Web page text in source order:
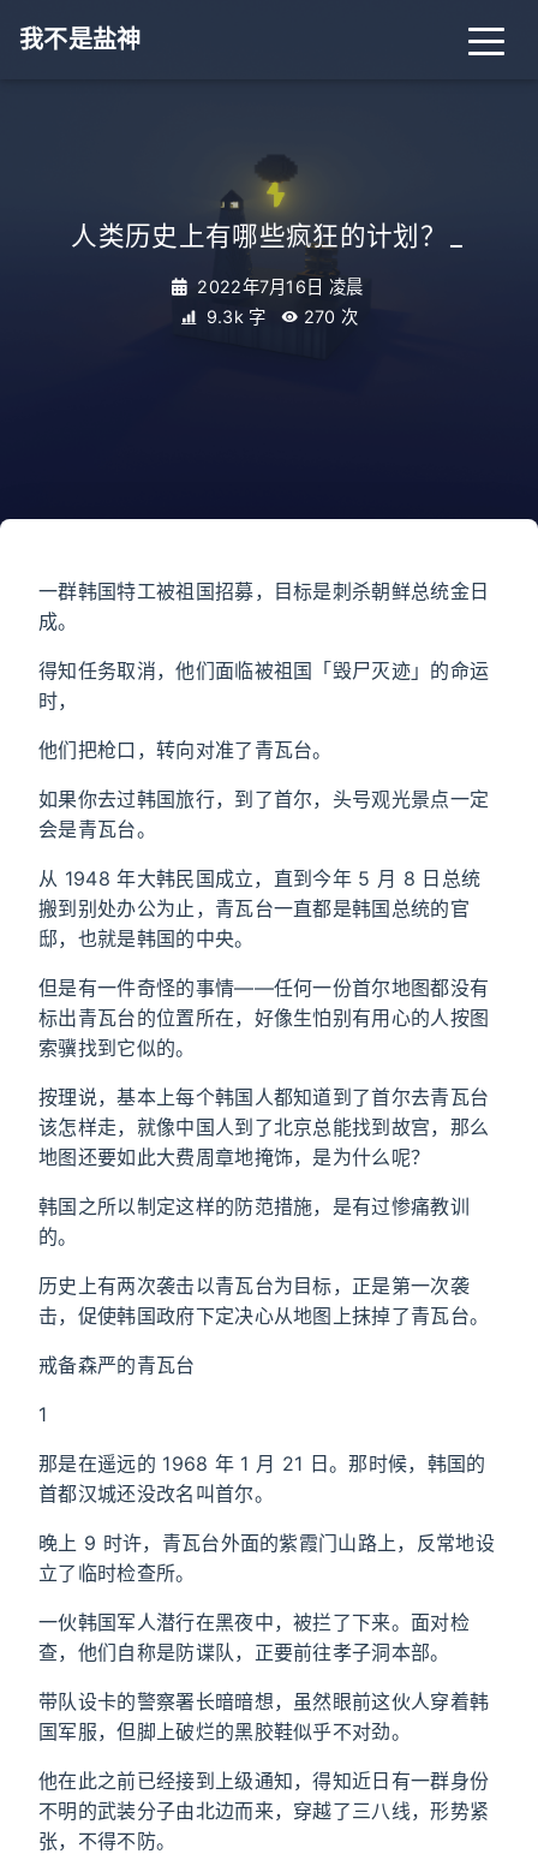
我不是盐神
人类历史上有哪些疯狂的计划？
2022年7月16日 凌晨
9.3k 字
270 次
一群韩国特工被祖国招募，目标是刺杀朝鲜总统金日
成。
得知任务取消，他们面临被祖国「毁尸灭迹」的命运
时，
他们把枪口，转向对准了青瓦台。
如果你去过韩国旅行，到了首尔，头号观光景点一定
会是青瓦台。
从 1948 年大韩民国成立，直到今年 5 月 8 日总统
搬到别处办公为止，青瓦台一直都是韩国总统的官
邸，也就是韩国的中央。
但是有一件奇怪的事情——任何一份首尔地图都没有
标出青瓦台的位置所在，好像生怕别有用心的人按图
索骥找到它似的。
按理说，基本上每个韩国人都知道到了首尔去青瓦台
该怎样走，就像中国人到了北京总能找到故宫，那么
地图还要如此大费周章地掩饰，是为什么呢？
韩国之所以制定这样的防范措施，是有过惨痛教训
的。
历史上有两次袭击以青瓦台为目标，正是第一次袭
击，促使韩国政府下定决心从地图上抹掉了青瓦台。
戒备森严的青瓦台
1
那是在遥远的 1968 年 1 月 21 日。那时候，韩国的
首都汉城还没改名叫首尔。
晚上 9 时许，青瓦台外面的紫霞门山路上，反常地设
立了临时检查所。
一伙韩国军人潜行在黑夜中，被拦了下来。面对检
查，他们自称是防谍队，正要前往孝子洞本部。
带队设卡的警察署长暗暗想，虽然眼前这伙人穿着韩
国军服，但脚上破烂的黑胶鞋似乎不对劲。
他在此之前已经接到上级通知，得知近日有一群身份
不明的武装分子由北边而来，穿越了三八线，形势紧
张，不得不防。